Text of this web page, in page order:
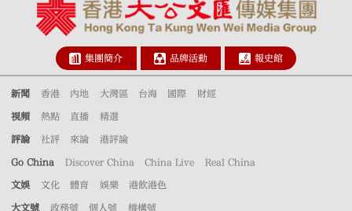
集團簡介 品牌活動 報史館
新聞 香港 內地 大灣區 台海 國際 財經
視頻 熱點 直播 精選
評論 社評 來論 港評論
Go China Discover China China Live Real China
文娛 文化 體育 娛樂 港飲港色
大文號 政務號 個人號 機構號